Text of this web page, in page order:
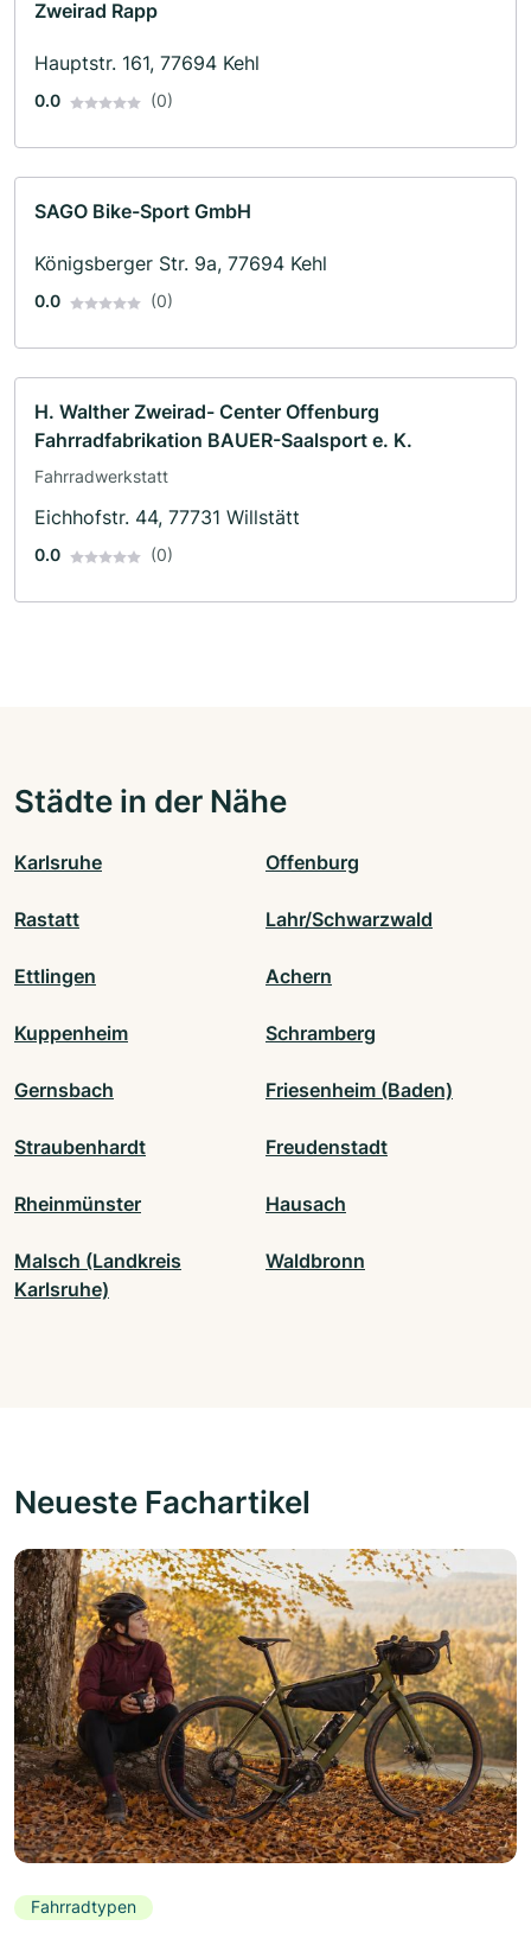
Zweirad Rapp
Hauptstr. 161, 77694 Kehl
0.0 (0)
SAGO Bike-Sport GmbH
Königsberger Str. 9a, 77694 Kehl
0.0 (0)
H. Walther Zweirad- Center Offenburg
Fahrradfabrikation BAUER-Saalsport e. K.
Fahrradwerkstatt
Eichhofstr. 44, 77731 Willstätt
0.0 (0)
Städte in der Nähe
Karlsruhe Offenburg
Rastatt Lahr/Schwarzwald
Ettlingen Achern
Kuppenheim Schramberg
Gernsbach Friesenheim (Baden)
Straubenhardt Freudenstadt
Rheinmünster Hausach
Malsch (Landkreis
Karlsruhe)
Waldbronn
Neueste Fachartikel
Fahrradtypen